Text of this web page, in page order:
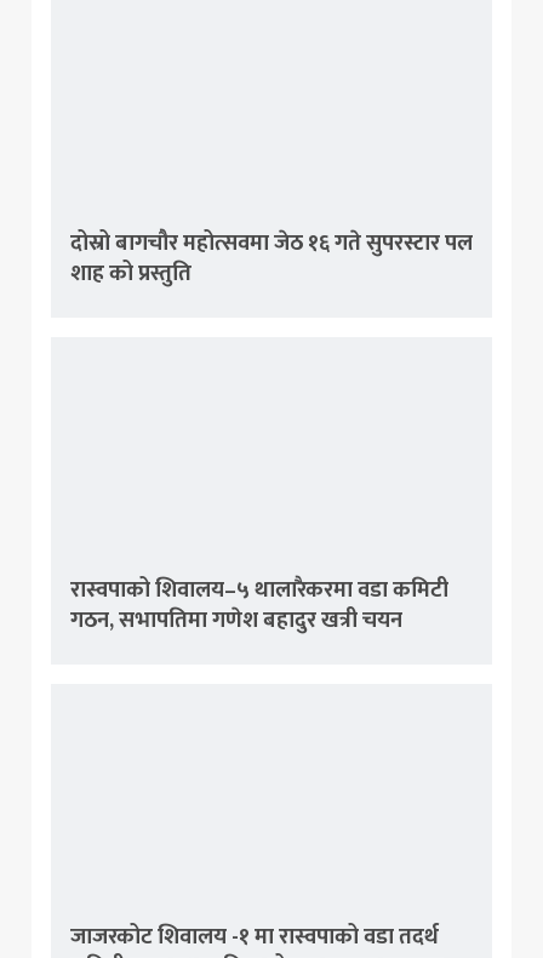
दोस्रो बागचौर महोत्सवमा जेठ १६ गते सुपरस्टार पल
शाह को प्रस्तुति
रास्वपाको शिवालय–५ थालारैकरमा वडा कमिटी
गठन, सभापतिमा गणेश बहादुर खत्री चयन
जाजरकोट शिवालय -१ मा रास्वपाको वडा तदर्थ